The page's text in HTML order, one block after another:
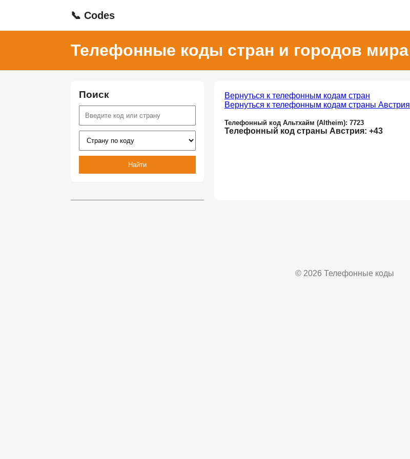
📞 Codes
Телефонные коды стран и городов мира
Поиск
Найти
Вернуться к телефонным кодам стран
Вернуться к телефонным кодам страны Австрия
Телефонный код Альтхайм (Altheim): 7723
Телефонный код страны Австрия: +43
© 2026 Телефонные коды